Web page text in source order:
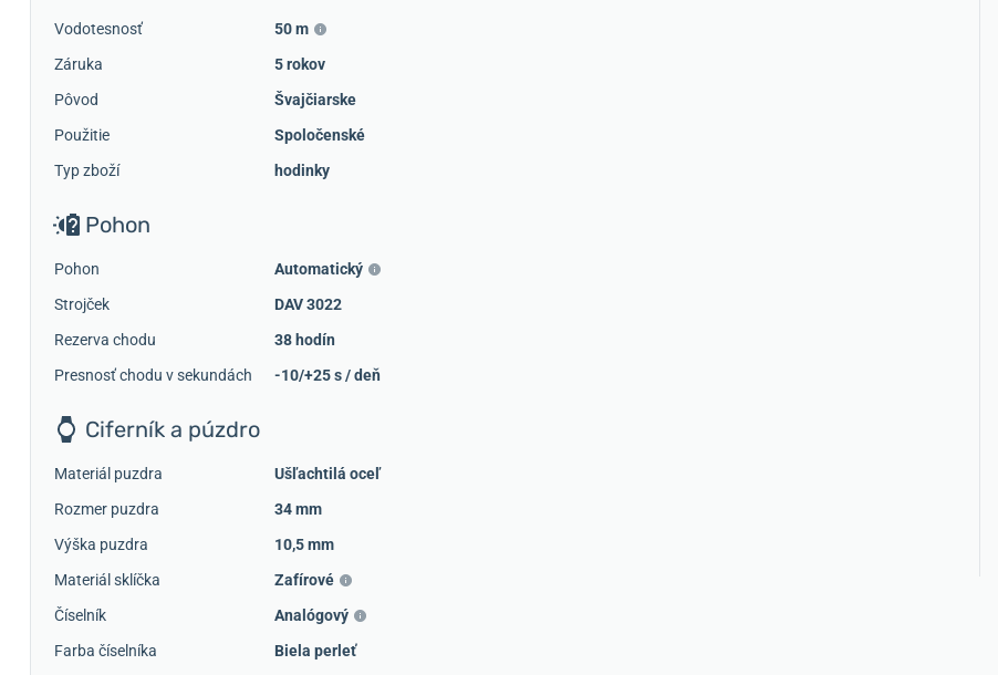
Vodotesnosť
50 m
Záruka
5 rokov
Pôvod
Švajčiarske
Použitie
Spoločenské
Typ zboží
hodinky
Pohon
Pohon
Automatický
Strojček
DAV 3022
Rezerva chodu
38 hodín
Presnosť chodu v sekundách
-10/+25 s / deň
Ciferník a púzdro
Materiál puzdra
Ušľachtilá oceľ
Rozmer puzdra
34 mm
Výška puzdra
10,5 mm
Materiál sklíčka
Zafírové
Číselník
Analógový
Farba číselníka
Biela perleť